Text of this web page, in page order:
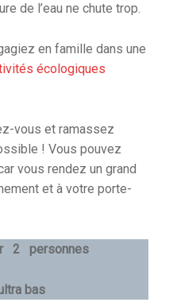
de l’eau ne chute trop.
en famille dans une
écologiques
vous et ramassez
! Vous pouvez
vous rendez un grand
et à votre porte-
2 personnes
bas